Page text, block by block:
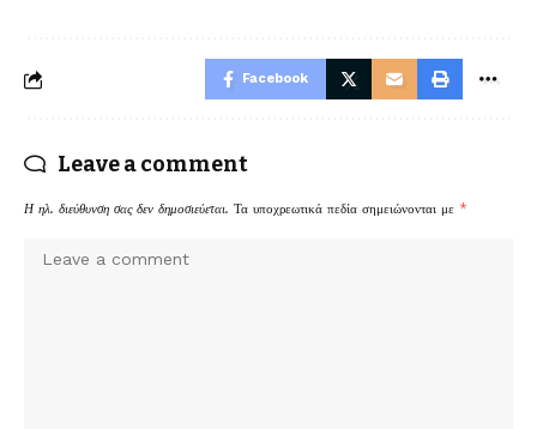
Facebook
Leave a comment
Η ηλ. διεύθυνση σας δεν δημοσιεύεται. Τα υποχρεωτικά πεδία σημειώνονται με *